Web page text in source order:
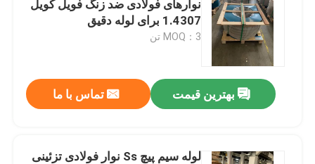
نوار کویل فولادی ضد زنگ
نوار فولادی ضد زنگ 316Ti
نوارهای فولادی ضد زنگ فویل کویل
1.4307 برای لوله دقیق
MOQ：3 تن
بهترین قیمت تماس با ما
لوله سیم پیچ Ss نوار فولادی تزئینی